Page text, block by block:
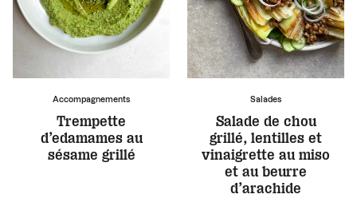
Accompagnements
Trempette
d’edamames au
sésame grillé
Salades
Salade de chou
grillé, lentilles et
vinaigrette au miso
et au beurre
d’arachide